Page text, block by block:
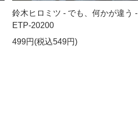
鈴木ヒロミツ - でも、何かが違う -
ETP-20200
499円(税込549円)